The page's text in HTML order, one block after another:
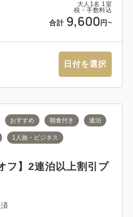
大人 1名 1室
税・手数料込
合計 9,600 円~
日付を選択
おすすめ 朝食付き 連泊
1人旅・ビジネス
フ】2連泊以上割引プ